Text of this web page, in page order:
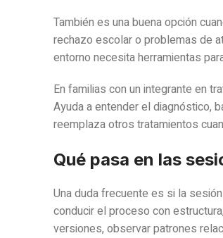
También es una buena opción
rechazo escolar o problemas de
entorno necesita herramientas
En familias con un integrante en
Ayuda a entender el diagnóstico,
reemplaza otros tratamientos
Qué pasa en las
Una duda frecuente es si la
conducir el proceso con
versiones, observar patrones